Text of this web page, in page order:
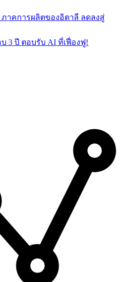
าคการผลิตของอิตาลี ลดลงสู่
3 ปี ตอบรับ AI ที่เฟื่องฟู!